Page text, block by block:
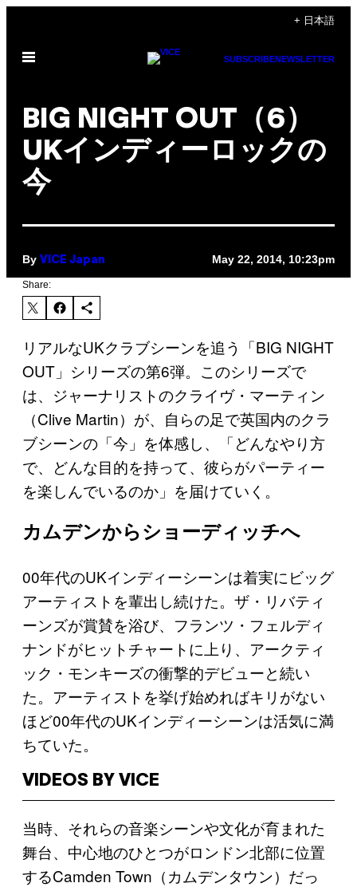
content
+ 日本語
Open
SUBSCRIBENEWSLETTER
BIG NIGHT OUT（6）
UKインディーロックの
今
By VICE Japan May 22, 2014, 10:23pm
Share:
リアルなUKクラブシーンを追う「BIG NIGHT
OUT」シリーズの第6弾。このシリーズで
は、ジャーナリストのクライヴ・マーティン
（Clive Martin）が、自らの足で英国内のクラ
ブシーンの「今」を体感し、「どんなやり方
で、どんな目的を持って、彼らがパーティー
を楽しんでいるのか」を届けていく。
カムデンからショーディッチへ
00年代のUKインディーシーンは着実にビッグ
アーティストを輩出し続けた。ザ・リバティ
ーンズが賞賛を浴び、フランツ・フェルディ
ナンドがヒットチャートに上り、アークティ
ック・モンキーズの衝撃的デビューと続い
た。アーティストを挙げ始めればキリがない
ほど00年代のUKインディーシーンは活気に満
ちていた。
VIDEOS BY VICE
当時、それらの音楽シーンや文化が育まれた
舞台、中心地のひとつがロンドン北部に位置
するCamden Town（カムデンタウン）だっ